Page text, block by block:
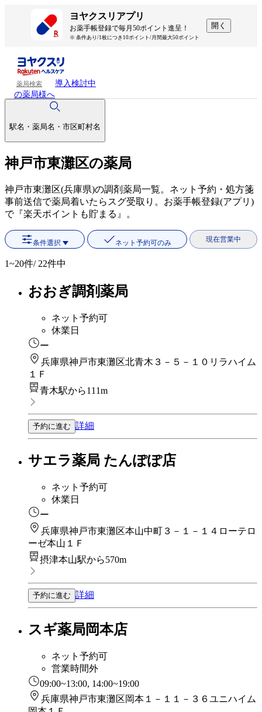
ヨヤクスリアプリ
お薬手帳登録で毎月50ポイント進呈！
※ 条件あり/1枚につき10ポイント/月間最大50ポイント
開く
薬局検索
導入検討中
の薬局様へ
駅名・薬局名・市区町村名
神戸市東灘区の薬局
神戸市東灘区(兵庫県)の調剤薬局一覧。ネット予約・処方箋
事前送信で薬局着いたらスグ受取り。お薬手帳登録(アプリ)
で『楽天ポイントも貯まる』。
条件選択 ネット予約可のみ 現在営業中
1~20件/ 22件中
おおぎ調剤薬局
ネット予約可
休業日
ー
兵庫県神戸市東灘区北青木３－５－１０リラハイム
１Ｆ
青木駅から111m
予約に進む 詳細
サエラ薬局 たんぽぽ店
ネット予約可
休業日
ー
兵庫県神戸市東灘区本山中町３－１－１４ローテロ
ーゼ本山１Ｆ
摂津本山駅から570m
予約に進む 詳細
スギ薬局岡本店
ネット予約可
営業時間外
09:00~13:00, 14:00~19:00
兵庫県神戸市東灘区岡本１－１１－３６ユニハイム